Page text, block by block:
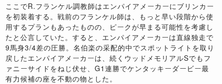
ここでR.フランケル調教師はエンパイアメーカーにブリンカー
を初装着する。戦前のフランケル師は、もっと早い段階から使
用するプランもあったものの、ピークが早まる可能性を考慮し
たと公言していた。すると、エンパイアメーカーは直線独走で
9馬身3/4差の圧勝。名伯楽の采配的中でスポットライトを取り
戻したエンパイアメーカーは、続くウッドメモリアルSでもフ
ァニーサイドをねじ伏せ、G1連勝でケンタッキーダービー最
有力候補の座を不動の物とした。